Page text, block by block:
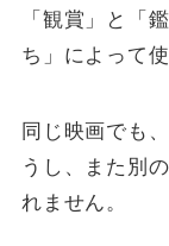
「観賞」と「
ち」によって
同じ映画でも
うし、また別
れません。